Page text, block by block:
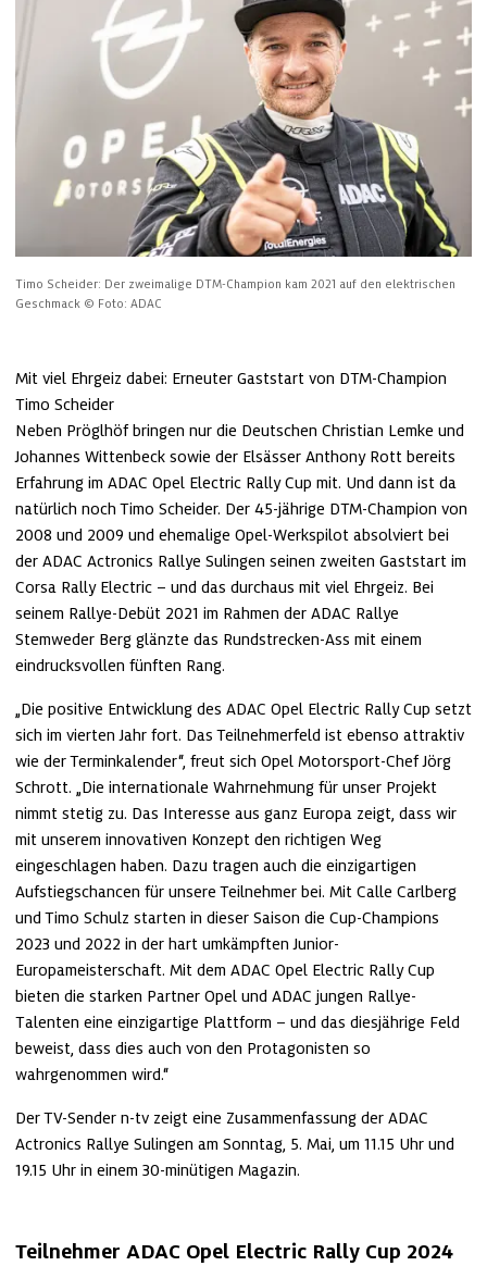
Timo Scheider: Der zweimalige DTM-Champion kam 2021 auf den elektrischen
Geschmack © Foto: ADAC
Mit viel Ehrgeiz dabei: Erneuter Gaststart von DTM-Champion
Timo Scheider
Neben Pröglhöf bringen nur die Deutschen Christian Lemke und
Johannes Wittenbeck sowie der Elsässer Anthony Rott bereits
Erfahrung im ADAC Opel Electric Rally Cup mit. Und dann ist da
natürlich noch Timo Scheider. Der 45-jährige DTM-Champion von
2008 und 2009 und ehemalige Opel-Werkspilot absolviert bei
der ADAC Actronics Rallye Sulingen seinen zweiten Gaststart im
Corsa Rally Electric – und das durchaus mit viel Ehrgeiz. Bei
seinem Rallye-Debüt 2021 im Rahmen der ADAC Rallye
Stemweder Berg glänzte das Rundstrecken-Ass mit einem
eindrucksvollen fünften Rang.
„Die positive Entwicklung des ADAC Opel Electric Rally Cup setzt
sich im vierten Jahr fort. Das Teilnehmerfeld ist ebenso attraktiv
wie der Terminkalender“, freut sich Opel Motorsport-Chef Jörg
Schrott. „Die internationale Wahrnehmung für unser Projekt
nimmt stetig zu. Das Interesse aus ganz Europa zeigt, dass wir
mit unserem innovativen Konzept den richtigen Weg
eingeschlagen haben. Dazu tragen auch die einzigartigen
Aufstiegschancen für unsere Teilnehmer bei. Mit Calle Carlberg
und Timo Schulz starten in dieser Saison die Cup-Champions
2023 und 2022 in der hart umkämpften Junior-
Europameisterschaft. Mit dem ADAC Opel Electric Rally Cup
bieten die starken Partner Opel und ADAC jungen Rallye-
Talenten eine einzigartige Plattform – und das diesjährige Feld
beweist, dass dies auch von den Protagonisten so
wahrgenommen wird.“
Der TV-Sender n-tv zeigt eine Zusammenfassung der ADAC
Actronics Rallye Sulingen am Sonntag, 5. Mai, um 11.15 Uhr und
19.15 Uhr in einem 30-minütigen Magazin.
Teilnehmer ADAC Opel Electric Rally Cup 2024